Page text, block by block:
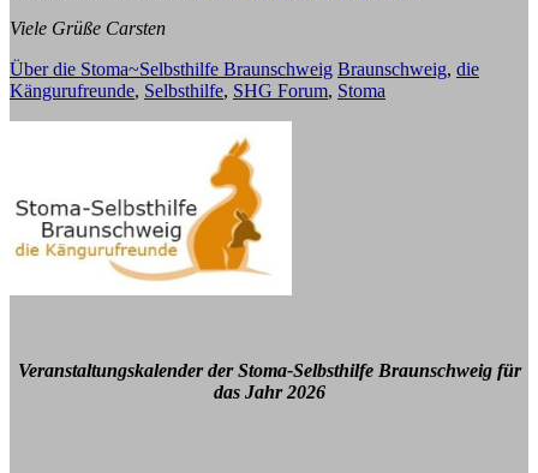
Viele Grüße Carsten
Über die Stoma~Selbsthilfe Braunschweig Braunschweig, die
Kängurufreunde, Selbsthilfe, SHG Forum, Stoma
Veranstaltungskalender der Stoma-Selbsthilfe Braunschweig für
das Jahr 2026